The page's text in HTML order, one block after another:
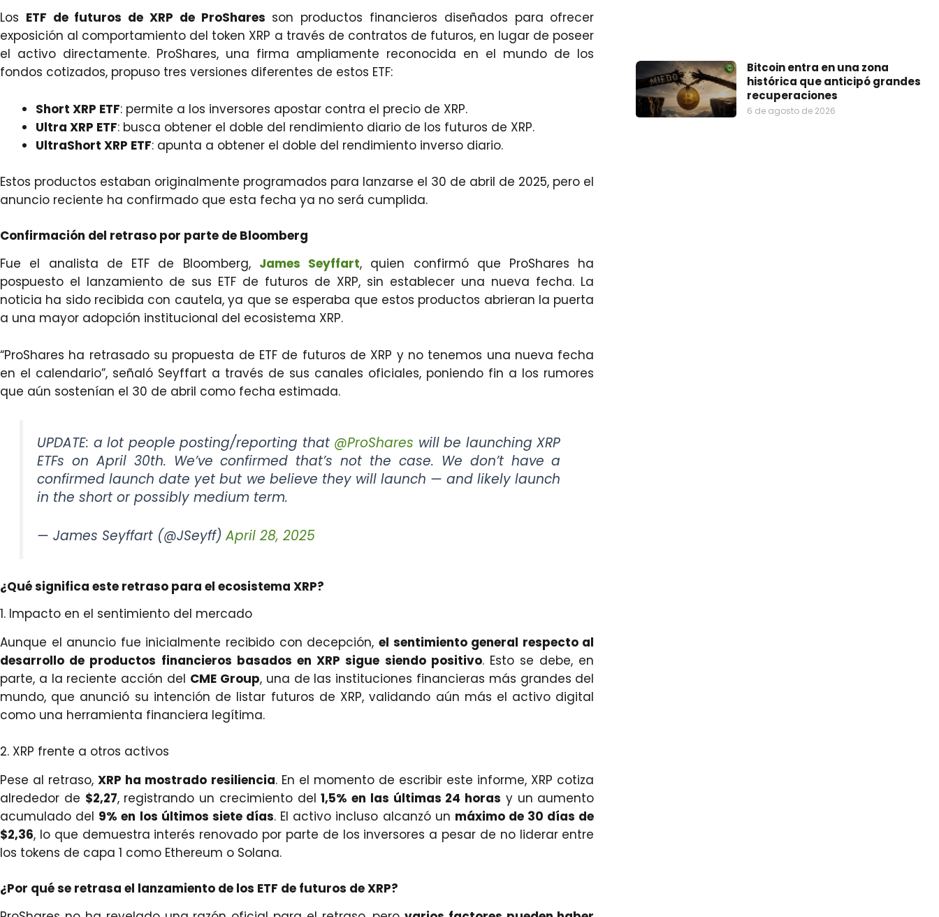
Los ETF de futuros de XRP de ProShares son productos financieros diseñados para ofrecer
exposición al comportamiento del token XRP a través de contratos de futuros, en lugar de poseer
el activo directamente. ProShares, una firma ampliamente reconocida en el mundo de los
fondos cotizados, propuso tres versiones diferentes de estos ETF:
Short XRP ETF: permite a los inversores apostar contra el precio de XRP.
Ultra XRP ETF: busca obtener el doble del rendimiento diario de los futuros de XRP.
UltraShort XRP ETF: apunta a obtener el doble del rendimiento inverso diario.
Estos productos estaban originalmente programados para lanzarse el 30 de abril de 2025, pero el
anuncio reciente ha confirmado que esta fecha ya no será cumplida.
Confirmación del retraso por parte de Bloomberg
Fue el analista de ETF de Bloomberg, James Seyffart, quien confirmó que ProShares ha
pospuesto el lanzamiento de sus ETF de futuros de XRP, sin establecer una nueva fecha. La
noticia ha sido recibida con cautela, ya que se esperaba que estos productos abrieran la puerta
a una mayor adopción institucional del ecosistema XRP.
“ProShares ha retrasado su propuesta de ETF de futuros de XRP y no tenemos una nueva fecha
en el calendario”, señaló Seyffart a través de sus canales oficiales, poniendo fin a los rumores
que aún sostenían el 30 de abril como fecha estimada.
UPDATE: a lot people posting/reporting that @ProShares will be launching XRP
ETFs on April 30th. We’ve confirmed that’s not the case. We don’t have a
confirmed launch date yet but we believe they will launch — and likely launch
in the short or possibly medium term.
— James Seyffart (@JSeyff)April 28, 2025
¿Qué significa este retraso para el ecosistema XRP?
1. Impacto en el sentimiento del mercado
Aunque el anuncio fue inicialmente recibido con decepción, el sentimiento general respecto al
desarrollo de productos financieros basados en XRP sigue siendo positivo. Esto se debe, en
parte, a la reciente acción del CME Group, una de las instituciones financieras más grandes del
mundo, que anunció su intención de listar futuros de XRP, validando aún más el activo digital
como una herramienta financiera legítima.
2. XRP frente a otros activos
Pese al retraso,XRP ha mostrado resiliencia. En el momento de escribir este informe, XRP cotiza
alrededor de $2,27, registrando un crecimiento del1,5% en las últimas 24 horas y un aumento
acumulado del 9% en los últimos siete días. El activo incluso alcanzó un máximo de 30 días de
$2,36, lo que demuestra interés renovado por parte de los inversores a pesar de no liderar entre
los tokens de capa 1 como Ethereum o Solana.
¿Por qué se retrasa el lanzamiento de los ETF de futuros de XRP?
Bitcoin entra en una zona
histórica que anticipó grandes
recuperaciones
6 de agosto de 2026